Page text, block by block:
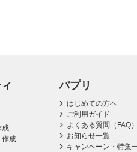
成
作成
パプリ
はじめての方へ
ご利用ガイド
よくある質問（FAQ）
お知らせ一覧
キャンペーン・特集